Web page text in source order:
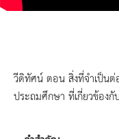
วีดิทัศน์ ตอน สิ่งที่จำเป็นต่
ประถมศึกษา ที่เกี่ยวข้องกั